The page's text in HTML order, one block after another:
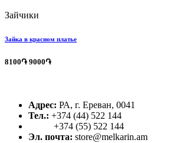
Зайчики
Зайка в красном платье
8100֏ 9000֏
Адрес: РА, г. Ереван, 0041
Тел.: +374 (44) 522 144
+374 (55) 522 144
Эл. почта: store@melkarin.am